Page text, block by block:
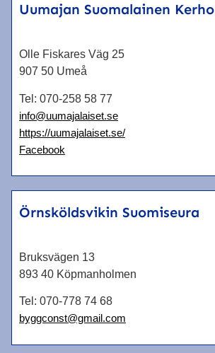
Uumajan Suomalainen Kerho
Olle Fiskares Väg 25
907 50 Umeå
Tel: 070-258 58 77
info@uumajalaiset.se
https://uumajalaiset.se/
Facebook
Örnsköldsvikin Suomiseura
Bruksvägen 13
893 40 Köpmanholmen
Tel: 070-778 74 68
byggconst@gmail.com